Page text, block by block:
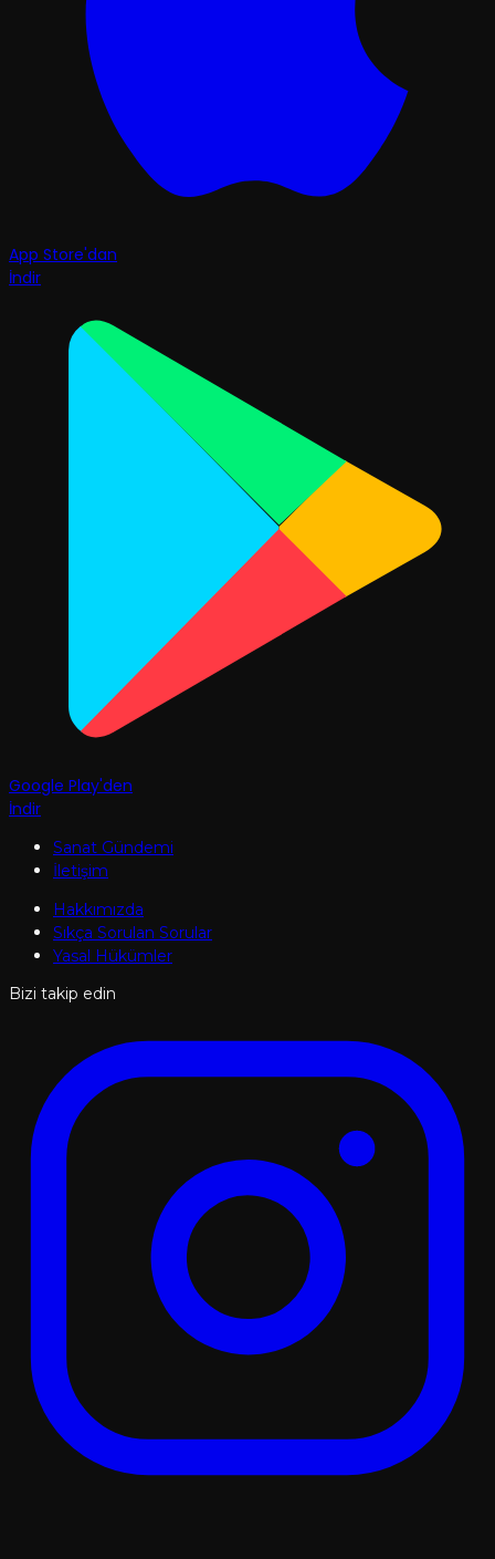
App Store'dan
İndir
Google Play'den
İndir
Sanat Gündemi
İletişim
Hakkımızda
Sıkça Sorulan Sorular
Yasal Hükümler
Bizi takip edin